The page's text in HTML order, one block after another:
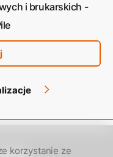
i brukarskich -
korzystanie ze